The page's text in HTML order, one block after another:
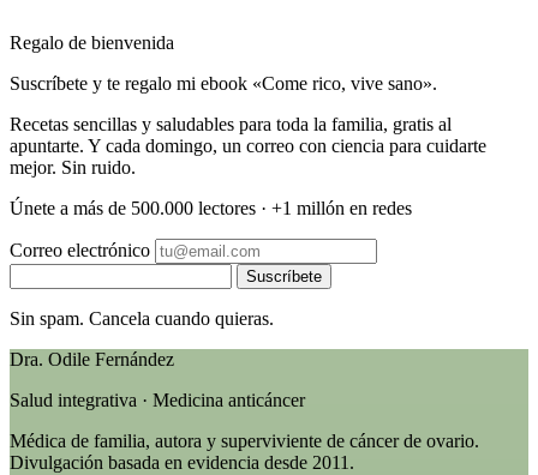
Regalo de bienvenida
Suscríbete y te regalo mi ebook «Come rico, vive sano».
Recetas sencillas y saludables para toda la familia, gratis al
apuntarte. Y cada domingo, un correo con ciencia para cuidarte
mejor. Sin ruido.
Únete a más de 500.000 lectores · +1 millón en redes
Correo electrónico
Suscríbete
Sin spam. Cancela cuando quieras.
Dra. Odile Fernández
Salud integrativa · Medicina anticáncer
Médica de familia, autora y superviviente de cáncer de ovario.
Divulgación basada en evidencia desde 2011.